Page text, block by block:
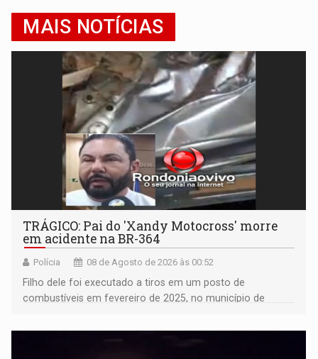
MAIS NOTÍCIAS
TRÁGICO: Pai do 'Xandy Motocross' morre
em acidente na BR-364
Polícia 08 de Agosto de 2026 às 00:52
Filho dele foi executado a tiros em um posto de
combustíveis em fevereiro de 2025, no município de